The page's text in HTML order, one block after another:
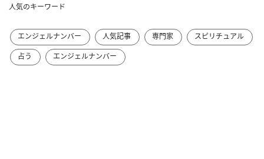
人気のキーワード
エンジェルナンバー 人気記事 専門家
スピリチュアル
占う
エンジェルナンバー